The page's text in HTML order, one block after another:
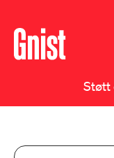
Støtt